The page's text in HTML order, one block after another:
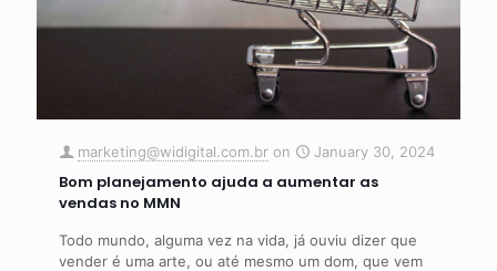
marketing@widigital.com.br on January 30, 2024
Bom planejamento ajuda a aumentar as
vendas no MMN
Todo mundo, alguma vez na vida, já ouviu dizer que
vender é uma arte, ou até mesmo um dom, que vem